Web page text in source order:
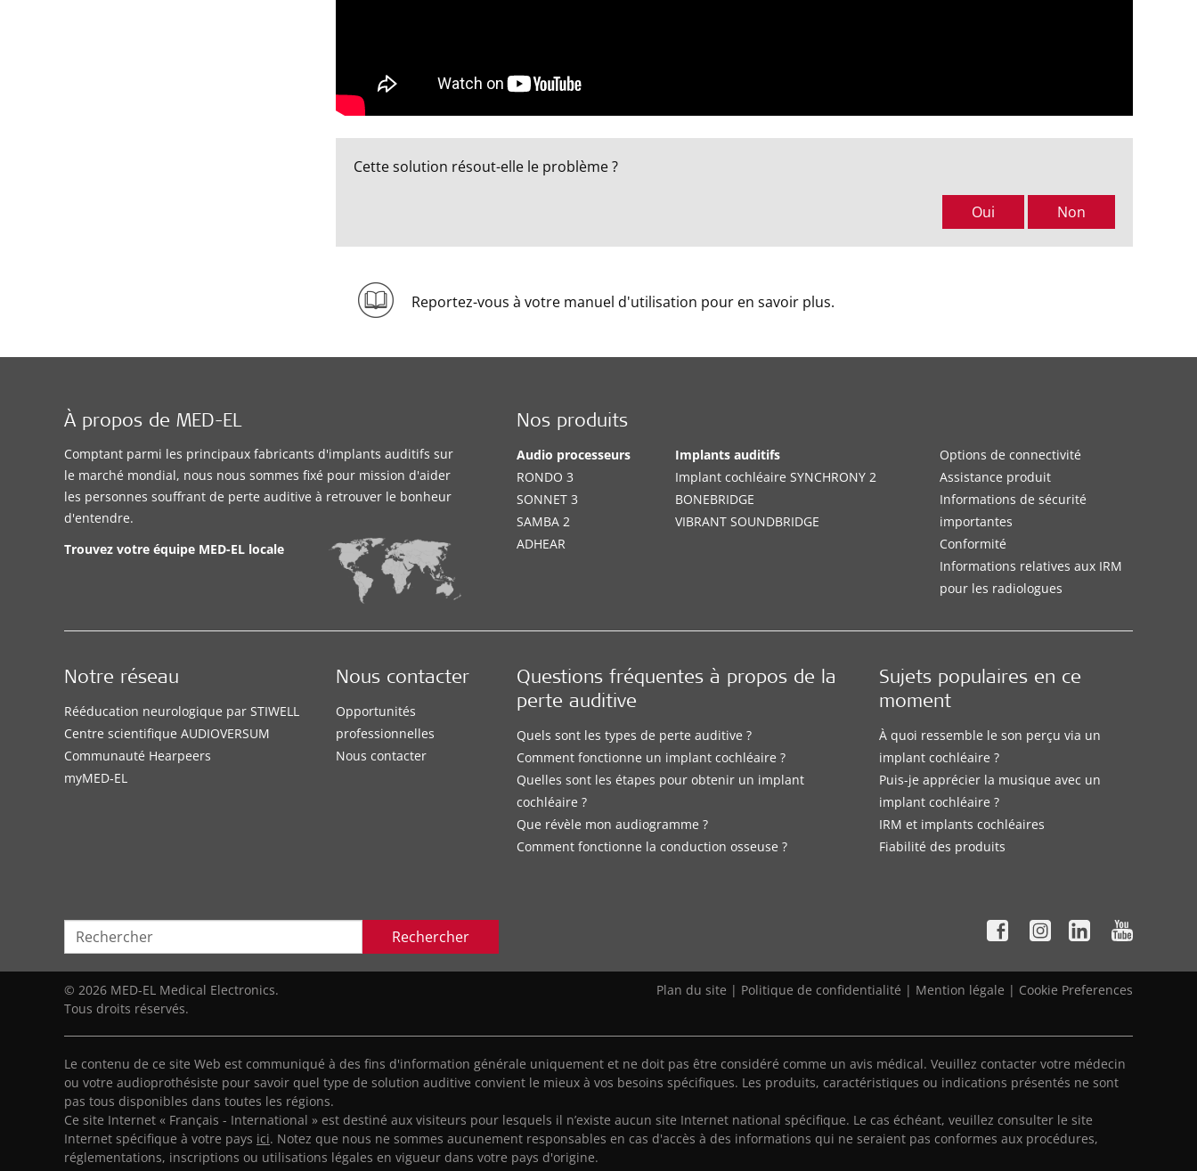
Cette solution résout-elle le problème ?
Oui Non
Reportez-vous à votre manuel d'utilisation pour en savoir plus.
À propos de MED-EL
Comptant parmi les principaux fabricants d'implants auditifs sur
le marché mondial, nous nous sommes fixé pour mission d'aider
les personnes souffrant de perte auditive à retrouver le bonheur
d'entendre.
Trouvez votre équipe MED-EL locale
Nos produits
Audio processeurs
RONDO 3
SONNET 3
SAMBA 2
ADHEAR
Implants auditifs
Implant cochléaire SYNCHRONY 2
BONEBRIDGE
VIBRANT SOUNDBRIDGE
Options de connectivité
Assistance produit
Informations de sécurité
importantes
Conformité
Informations relatives aux IRM
pour les radiologues
Questions fréquentes à propos de la
perte auditive
Quels sont les types de perte auditive ?
Comment fonctionne un implant cochléaire ?
Quelles sont les étapes pour obtenir un implant
cochléaire ?
Que révèle mon audiogramme ?
Comment fonctionne la conduction osseuse ?
Sujets populaires en ce
moment
À quoi ressemble le son perçu via un
implant cochléaire ?
Puis-je apprécier la musique avec un
implant cochléaire ?
IRM et implants cochléaires
Fiabilité des produits
Notre réseau
Rééducation neurologique par STIWELL
Centre scientifique AUDIOVERSUM
Communauté Hearpeers
myMED‑EL
Nous contacter
Opportunités
professionnelles
Nous contacter
Rechercher
© 2026 MED-EL Medical Electronics.
Tous droits réservés.
Plan du site | Politique de confidentialité | Mention légale | Cookie Preferences
Le contenu de ce site Web est communiqué à des fins d'information générale uniquement et ne doit pas être considéré comme un avis médical. Veuillez contacter votre médecin
ou votre audioprothésiste pour savoir quel type de solution auditive convient le mieux à vos besoins spécifiques. Les produits, caractéristiques ou indications présentés ne sont
pas tous disponibles dans toutes les régions.
Ce site Internet « Français - International » est destiné aux visiteurs pour lesquels il n’existe aucun site Internet national spécifique. Le cas échéant, veuillez consulter le site
Internet spécifique à votre pays ici. Notez que nous ne sommes aucunement responsables en cas d'accès à des informations qui ne seraient pas conformes aux procédures,
réglementations, inscriptions ou utilisations légales en vigueur dans votre pays d'origine.